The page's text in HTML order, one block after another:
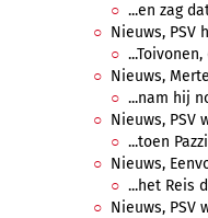
...en zag
Nieuws, PSV
Nieuws,
...nam hij
Nieuws, PSV
...toen
Nieuws,
...het Reis
Nieuws, PSV